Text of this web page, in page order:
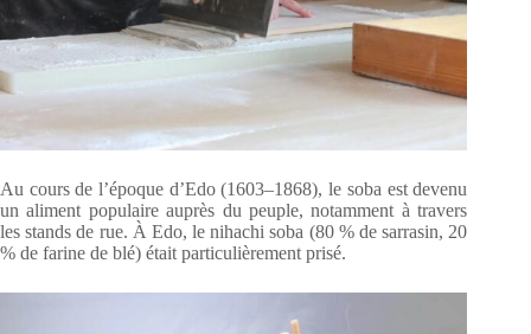
Au cours de l’époque d’Edo (1603–1868), le soba est devenu
un aliment populaire auprès du peuple, notamment à travers
les stands de rue. À Edo, le nihachi soba (80 % de sarrasin, 20
% de farine de blé) était particulièrement prisé.